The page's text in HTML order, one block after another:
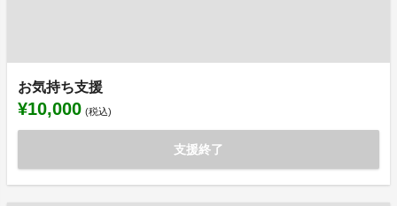
お気持ち支援
¥10,000 (税込)
支援終了